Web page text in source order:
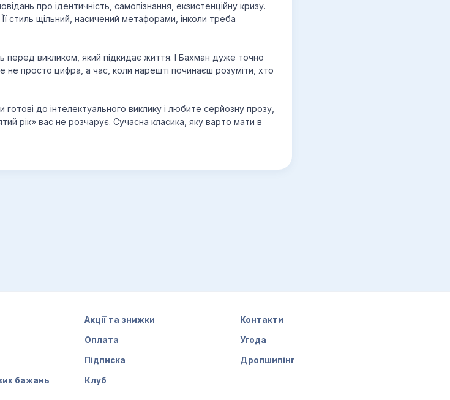
про ідентичність, самопізнання, екзистенційну кризу.
стиль щільний, насичений метафорами, інколи треба
перед викликом, який підкидає життя. І Бахман дуже точно
не просто цифра, а час, коли нарешті починаєш розуміти, хто
до інтелектуального виклику і любите серйозну прозу,
рік» вас не розчарує. Сучасна класика, яку варто мати в
Акції та знижки Контакти
Оплата Угода
Підписка Дропшипінг
бажань Клуб